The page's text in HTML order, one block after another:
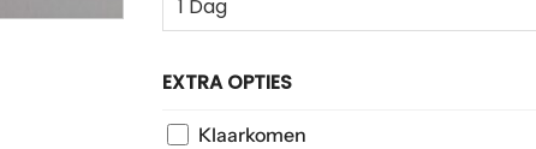
EXTRA OPTIES
Klaarkomen